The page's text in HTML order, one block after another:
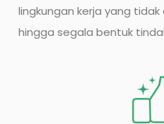
lingkungan kerja yang
hingga segala bentuk